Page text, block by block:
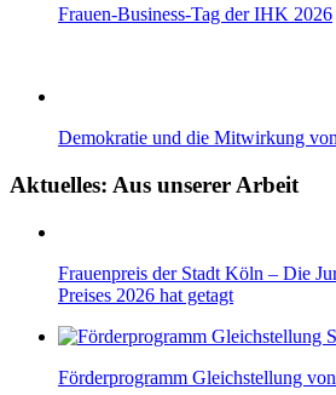
Frauen-Business-Tag der IHK 2026
Demokratie und die Mitwirkung
Aktuelles: Aus unserer Arbeit
Frauenpreis der Stadt Köln – Die
Preises 2026 hat getagt
Förderprogramm Gleichstellung